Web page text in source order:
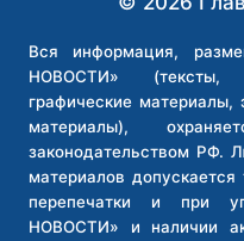
Вся информация,
НОВОСТИ» (тексты,
графические
материалы),
законодательством РФ.
материалов
перепечатки и при
НОВОСТИ» и наличии